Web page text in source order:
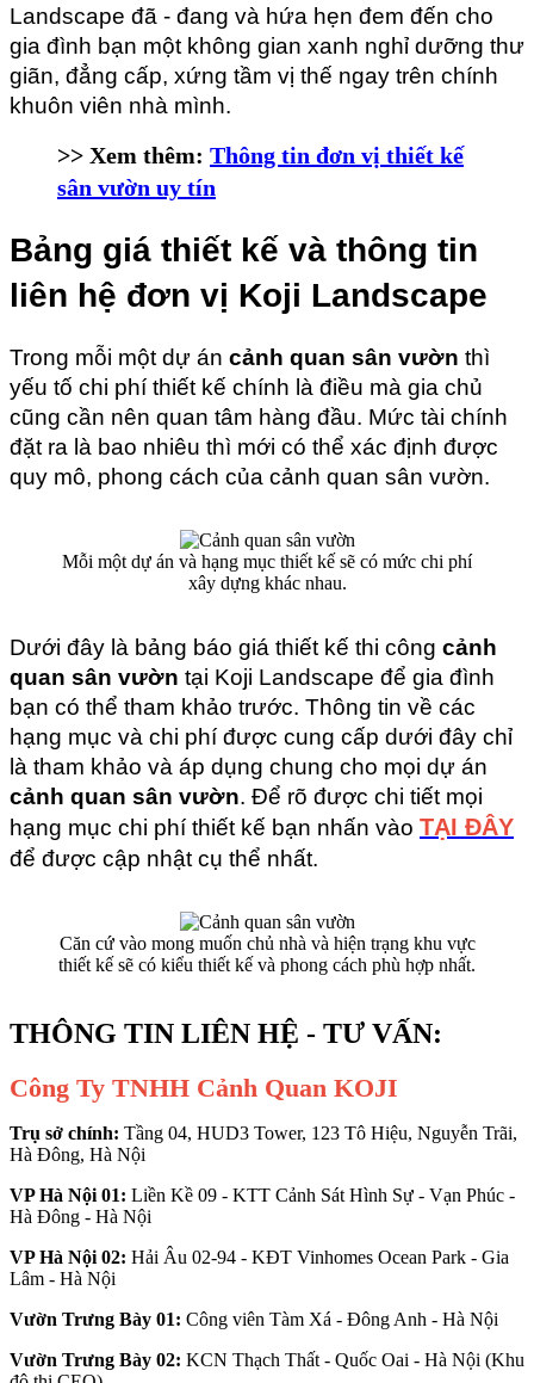
Landscape đã - đang và hứa hẹn đem đến cho
gia đình bạn một không gian xanh nghỉ dưỡng thư
giãn, đẳng cấp, xứng tầm vị thế ngay trên chính
khuôn viên nhà mình.
>> Xem thêm: Thông tin đơn vị thiết kế
sân vườn uy tín
Bảng giá thiết kế và thông tin
liên hệ đơn vị Koji Landscape
Trong mỗi một dự án cảnh quan sân vườn thì
yếu tố chi phí thiết kế chính là điều mà gia chủ
cũng cần nên quan tâm hàng đầu. Mức tài chính
đặt ra là bao nhiêu thì mới có thể xác định được
quy mô, phong cách của cảnh quan sân vườn.
Mỗi một dự án và hạng mục thiết kế sẽ có mức chi phí
xây dựng khác nhau.
Dưới đây là bảng báo giá thiết kế thi công cảnh
quan sân vườn tại Koji Landscape để gia đình
bạn có thể tham khảo trước. Thông tin về các
hạng mục và chi phí được cung cấp dưới đây chỉ
cảnh quan sân vườn. Để rõ được chi tiết mọi
hạng mục chi phí thiết kế bạn nhấn vào TẠI ĐÂY
để được cập nhật cụ thể nhất.
Căn cứ vào mong muốn chủ nhà và hiện trạng khu vực
thiết kế sẽ có kiểu thiết kế và phong cách phù hợp nhất.
THÔNG TIN LIÊN HỆ - TƯ VẤN:
Công Ty TNHH Cảnh Quan KOJI
Trụ sở chính: Tầng 04, HUD3 Tower, 123 Tô Hiệu, Nguyễn Trãi,
Hà Đông, Hà Nội
VP Hà Nội 01: Liền Kề 09 - KTT Cảnh Sát Hình Sự - Vạn Phúc -
Hà Đông - Hà Nội
VP Hà Nội 02: Hải Âu 02-94 - KĐT Vinhomes Ocean Park - Gia
Lâm - Hà Nội
Vườn Trưng Bày 01: Công viên Tàm Xá - Đông Anh - Hà Nội
Vườn Trưng Bày 02: KCN Thạch Thất - Quốc Oai - Hà Nội (Khu